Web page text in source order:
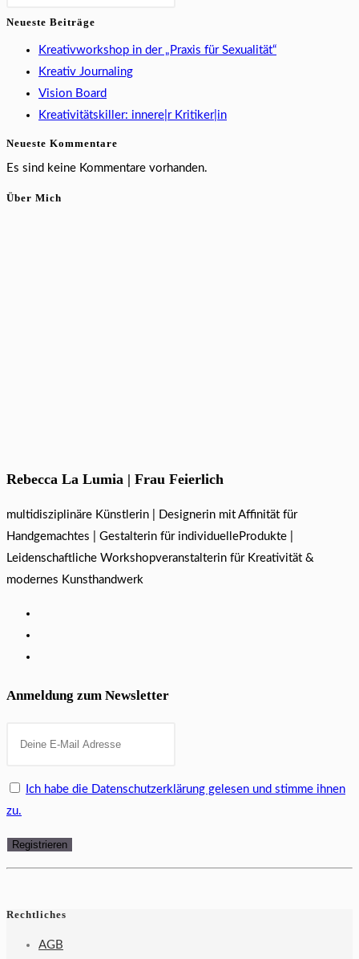
Neueste Beiträge
Kreativworkshop in der „Praxis für Sexualität“
Kreativ Journaling
Vision Board
Kreativitätskiller: innere|r Kritiker|in
Neueste Kommentare
Es sind keine Kommentare vorhanden.
Über Mich
Rebecca La Lumia | Frau Feierlich
multidisziplinäre Künstlerin | Designerin mit Affinität für
Handgemachtes | Gestalterin für individuelleProdukte |
Leidenschaftliche Workshopveranstalterin für Kreativität &
modernes Kunsthandwerk
Anmeldung zum Newsletter
Ich habe die Datenschutzerklärung gelesen und stimme ihnen
zu.
Rechtliches
AGB